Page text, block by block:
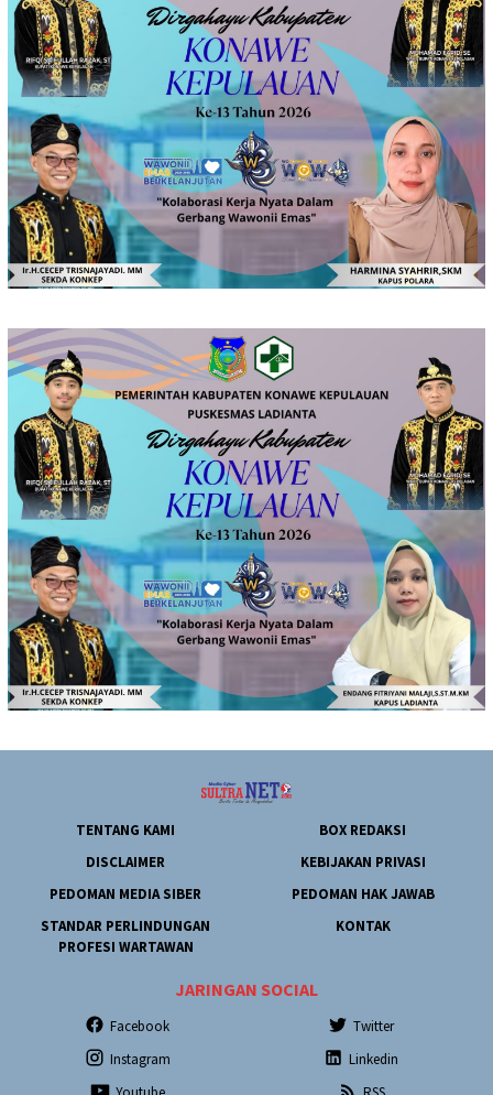
TENTANG KAMI
BOX REDAKSI
DISCLAIMER
KEBIJAKAN PRIVASI
PEDOMAN MEDIA SIBER
PEDOMAN HAK JAWAB
STANDAR PERLINDUNGAN
PROFESI WARTAWAN
KONTAK
JARINGAN SOCIAL
Facebook
Twitter
Instagram
Linkedin